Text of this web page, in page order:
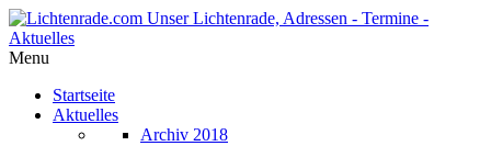
Menu
Startseite
Aktuelles
Archiv 2018